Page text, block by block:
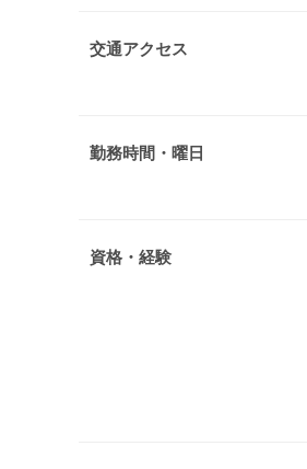
交通アクセス
勤務時間・曜日
資格・経験